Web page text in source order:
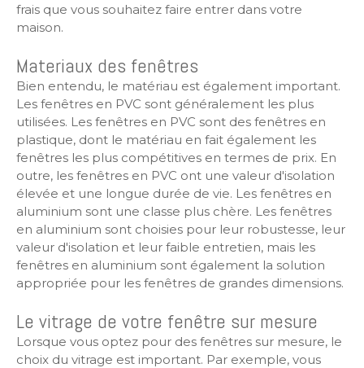
frais que vous souhaitez faire entrer dans votre
maison.
Materiaux des fenêtres
Bien entendu, le matériau est également important.
Les fenêtres en PVC sont généralement les plus
utilisées. Les fenêtres en PVC sont des fenêtres en
plastique, dont le matériau en fait également les
fenêtres les plus compétitives en termes de prix. En
outre, les fenêtres en PVC ont une valeur d'isolation
élevée et une longue durée de vie. Les fenêtres en
aluminium sont une classe plus chère. Les fenêtres
en aluminium sont choisies pour leur robustesse, leur
valeur d'isolation et leur faible entretien, mais les
fenêtres en aluminium sont également la solution
appropriée pour les fenêtres de grandes dimensions.
Le vitrage de votre fenêtre sur mesure
Lorsque vous optez pour des fenêtres sur mesure, le
choix du vitrage est important. Par exemple, vous